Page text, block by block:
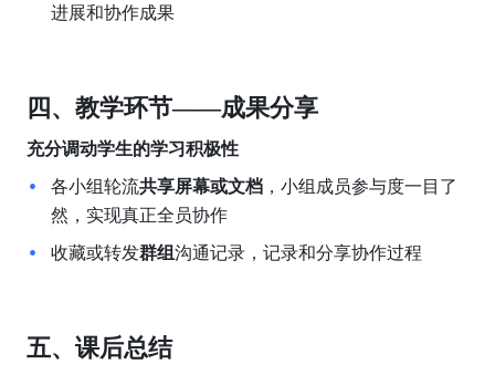
进展和协作成果
四、教学环节——成果分享
充分调动学生的学习积极性
各小组轮流共享屏幕或文档，小组成员参与度一目了
然，实现真正全员协作
收藏或转发群组沟通记录，记录和分享协作过程
五、课后总结